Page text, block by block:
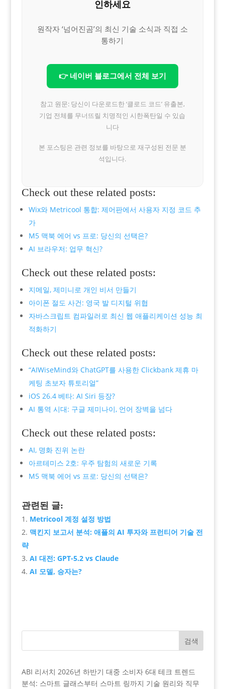
인하세요
원작자 ‘넘어진곰’의 최신 기술 소식과 직접 소
통하기
👉 네이버 블로그에서 전체 보기
참고 원문: 당신이 다운로드한 ‘클로드 코드’ 유출본,
기업 전체를 무너뜨릴 치명적인 시한폭탄일 수 있습
니다
본 포스팅은 관련 정보를 바탕으로 재구성된 전문 분
석입니다.
Check out these related posts:
Wix와 Metricool 통합: 제어판에서 사용자 지정 코드 추
가
M5 맥북 에어 vs 프로: 당신의 선택은?
AI 브라우저: 업무 혁신?
Check out these related posts:
지메일, 제미니로 개인 비서 만들기
아이폰 절도 사건: 영국 발 디지털 위협
자바스크립트 컴파일러로 최신 웹 애플리케이션 성능 최
적화하기
Check out these related posts:
“AIWiseMind와 ChatGPT를 사용한 Clickbank 제휴 마
케팅 초보자 튜토리얼”
iOS 26.4 베타: AI Siri 등장?
AI 통역 시대: 구글 제미나이, 언어 장벽을 넘다
Check out these related posts:
AI, 명화 진위 논란
아르테미스 2호: 우주 탐험의 새로운 기록
M5 맥북 에어 vs 프로: 당신의 선택은?
관련된 글:
Metricool 계정 설정 방법
맥킨지 보고서 분석: 애플의 AI 투자와 프런티어 기술 전
략
AI 대전: GPT-5.2 vs Claude
AI 모델, 승자는?
검색
ABI 리서치 2026년 하반기 대중 소비자 6대 테크 트렌드
분석: 스마트 글래스부터 스마트 링까지 기술 원리와 직무